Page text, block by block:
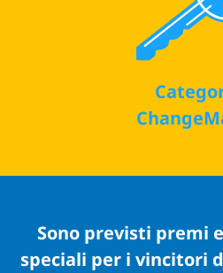
Sono previsti premi
speciali per i vincitori